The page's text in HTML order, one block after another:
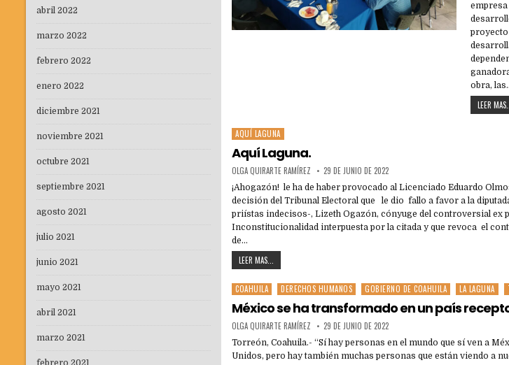
proyecto
obra,
LEER
Posted
in
AQUÍ LAGUNA
Aquí Laguna.
OLGA QUIRARTE RAMÍREZ 29 DE JUNIO DE 2022
¡Ahogazón! le ha de haber provocado al Licenciado Eduardo
decisión del Tribunal Electoral que le dio fallo a favor a la
priístas indecisos-, Lizeth Ogazón, cónyuge del controversial ex
Inconstitucionalidad interpuesta por la citada y que revoca el
de…
LEER MAS...
Posted
in
COAHUILA DERECHOS HUMANOS GOBIERNO DE COAHUILA LA LAGUNA
México se ha transformado en un país
OLGA QUIRARTE RAMÍREZ 29 DE JUNIO DE 2022
Torreón, Coahuila.- “Sí hay personas en el mundo que sí ven a
Unidos, pero hay también muchas personas que están viendo a
abril 2022
marzo 2022
febrero 2022
enero 2022
diciembre 2021
noviembre 2021
octubre 2021
septiembre 2021
agosto 2021
julio 2021
junio 2021
mayo 2021
abril 2021
marzo 2021